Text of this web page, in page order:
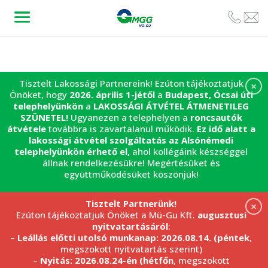
×
Tisztelt Lakossági Partnereink! Ezúton tájékoztatjuk
Önöket, hogy 2026. április 1-jétőla Budapest, Ócsai úti
telephelyünkön a LAKOSSÁGI ÁTVÉTEL ÁTMENETILEG
SZÜNETEL! Ugyanezen a telephelyen a roncsautók
átvételetovábbra is zavartalanul működik. Ez idő alatt a
lakossági átvétel szolgáltatás az Alsónémedi
telephelyünkön érhető el, ahol kollégáink készséggel
állnak rendelkezésükre! Megértésüket és
együttműködésüket köszönjük!
×
Tisztelt Partnerünk!
Ezúton tájékoztatjuk Önöket a Mü-Gu Kft. augusztusi
nyitvatartásáról:
– Leállás előtti utolsó munkanap: 2026.08.14. (péntek,
megszokott nyitvatartás szerint)
– Nyitás: 2026.08.24-én (hétfőn, megszokott